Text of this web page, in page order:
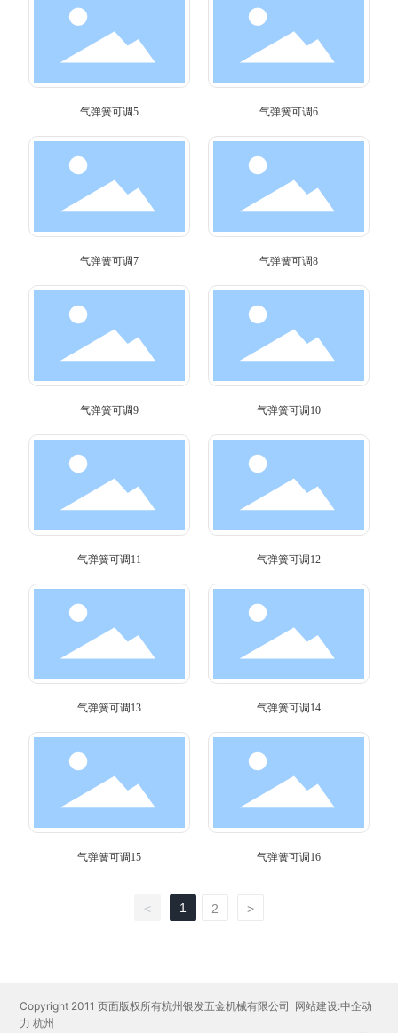
气弹簧可调5 气弹簧可调6
气弹簧可调7 气弹簧可调8
气弹簧可调9 气弹簧可调10
气弹簧可调11 气弹簧可调12
气弹簧可调13 气弹簧可调14
气弹簧可调15 气弹簧可调16
< 1 2 >
Copyright 2011 页面版权所有杭州银发五金机械有限公司 网站建设:中企动
力 杭州